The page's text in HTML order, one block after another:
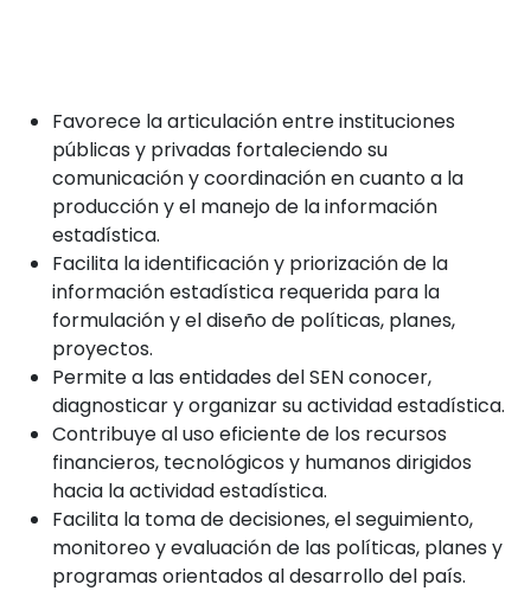
Favorece la articulación entre instituciones
públicas y privadas fortaleciendo su
comunicación y coordinación en cuanto a la
producción y el manejo de la información
estadística.
Facilita la identificación y priorización de la
información estadística requerida para la
formulación y el diseño de políticas, planes,
proyectos.
Permite a las entidades del SEN conocer,
diagnosticar y organizar su actividad estadística.
Contribuye al uso eficiente de los recursos
financieros, tecnológicos y humanos dirigidos
hacia la actividad estadística.
Facilita la toma de decisiones, el seguimiento,
monitoreo y evaluación de las políticas, planes y
programas orientados al desarrollo del país.